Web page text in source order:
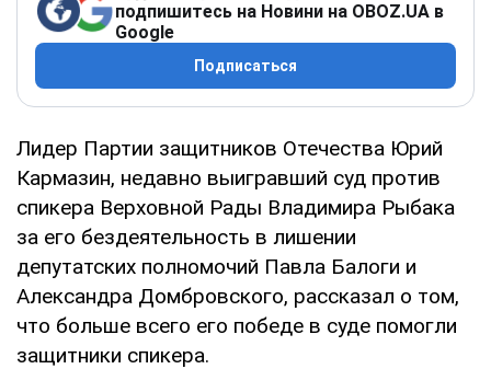
подпишитесь на Новини на OBOZ.UA в
Google
Подписаться
Лидер Партии защитников Отечества Юрий
Кармазин, недавно выигравший суд против
спикера Верховной Рады Владимира Рыбака
за его бездеятельность в лишении
депутатских полномочий Павла Балоги и
Александра Домбровского, рассказал о том,
что больше всего его победе в суде помогли
защитники спикера.